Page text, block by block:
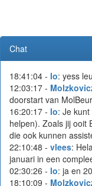
Chat
18:41:04 - lo: yess
12:03:17 -
doorstart van
16:20:17 - lo: Je
helpen). Zoals jij ooit
die ook kunnen
22:10:48 - vlees:
januari in een
02:30:26 - lo: ja en
18:10:09 -